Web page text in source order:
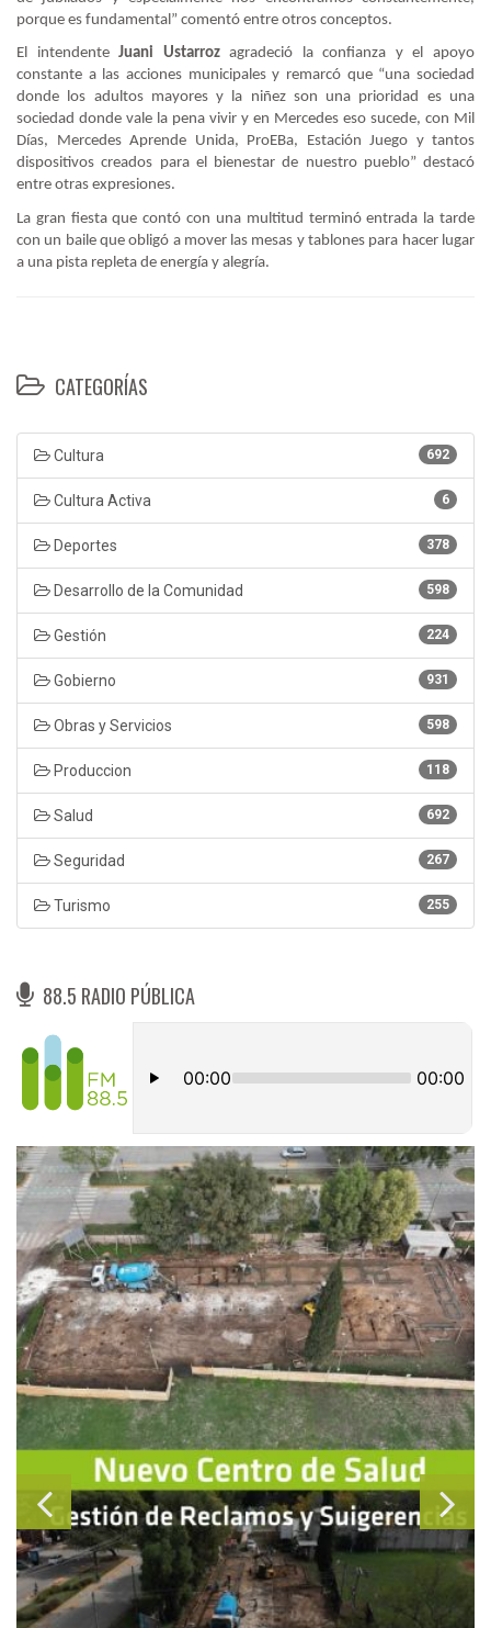
porque es fundamental” comentó entre otros conceptos.
El intendenteJuani Ustarrozagradeció la confianza y el apoyo
constante a las acciones municipales y remarcó que “una sociedad
donde los adultos mayores y la niñez son una prioridad es una
sociedad donde vale la pena vivir y en Mercedes eso sucede, con Mil
Días, Mercedes Aprende Unida, ProEBa, Estación Juego y tantos
dispositivos creados para el bienestar de nuestro pueblo” destacó
entre otras expresiones.
La gran fiesta que contó con una multitud terminó entrada la tarde
con un baile que obligó a mover las mesas y tablones para hacer lugar
a una pista repleta de energía y alegría.
CATEGORÍAS
692
Cultura
6
Cultura Activa
378
Deportes
598
Desarrollo de la Comunidad
224
Gestión
931
Gobierno
598
Obras y Servicios
118
Produccion
692
Salud
267
Seguridad
255
Turismo
88.5 RADIO PÚBLICA